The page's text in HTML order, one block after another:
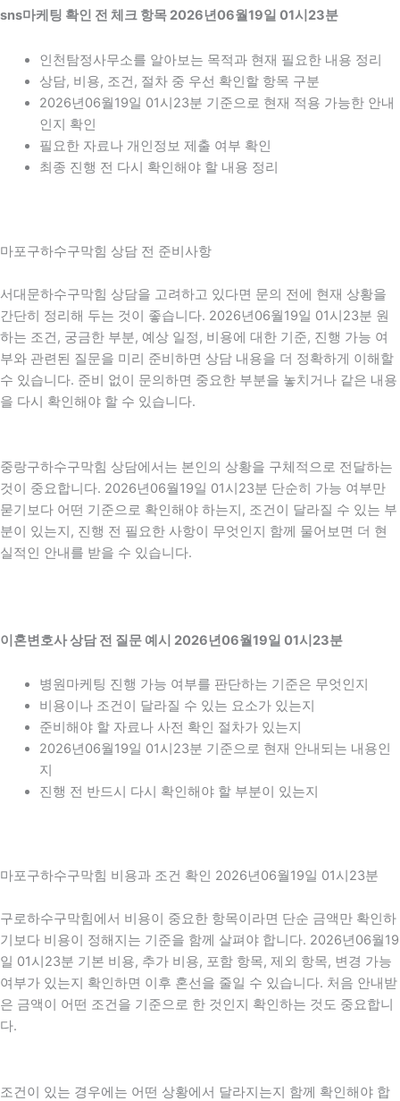
sns마케팅 확인 전 체크 항목 2026년06월19일 01시23분
인천탐정사무소를 알아보는 목적과 현재 필요한 내용 정리
상담, 비용, 조건, 절차 중 우선 확인할 항목 구분
2026년06월19일 01시23분 기준으로 현재 적용 가능한 안내
인지 확인
필요한 자료나 개인정보 제출 여부 확인
최종 진행 전 다시 확인해야 할 내용 정리
마포구하수구막힘 상담 전 준비사항
서대문하수구막힘 상담을 고려하고 있다면 문의 전에 현재 상황을
간단히 정리해 두는 것이 좋습니다. 2026년06월19일 01시23분 원
하는 조건, 궁금한 부분, 예상 일정, 비용에 대한 기준, 진행 가능 여
부와 관련된 질문을 미리 준비하면 상담 내용을 더 정확하게 이해할
수 있습니다. 준비 없이 문의하면 중요한 부분을 놓치거나 같은 내용
을 다시 확인해야 할 수 있습니다.
중랑구하수구막힘 상담에서는 본인의 상황을 구체적으로 전달하는
것이 중요합니다. 2026년06월19일 01시23분 단순히 가능 여부만
묻기보다 어떤 기준으로 확인해야 하는지, 조건이 달라질 수 있는 부
분이 있는지, 진행 전 필요한 사항이 무엇인지 함께 물어보면 더 현
실적인 안내를 받을 수 있습니다.
이혼변호사 상담 전 질문 예시 2026년06월19일 01시23분
병원마케팅 진행 가능 여부를 판단하는 기준은 무엇인지
비용이나 조건이 달라질 수 있는 요소가 있는지
준비해야 할 자료나 사전 확인 절차가 있는지
2026년06월19일 01시23분 기준으로 현재 안내되는 내용인
지
진행 전 반드시 다시 확인해야 할 부분이 있는지
마포구하수구막힘 비용과 조건 확인 2026년06월19일 01시23분
구로하수구막힘에서 비용이 중요한 항목이라면 단순 금액만 확인하
기보다 비용이 정해지는 기준을 함께 살펴야 합니다. 2026년06월19
일 01시23분 기본 비용, 추가 비용, 포함 항목, 제외 항목, 변경 가능
여부가 있는지 확인하면 이후 혼선을 줄일 수 있습니다. 처음 안내받
은 금액이 어떤 조건을 기준으로 한 것인지 확인하는 것도 중요합니
다.
조건이 있는 경우에는 어떤 상황에서 달라지는지 함께 확인해야 합